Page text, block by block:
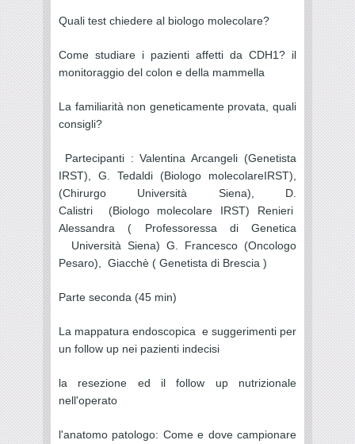
Quali test chiedere al biologo molecolare?
Come studiare i pazienti affetti da CDH1? il
monitoraggio del colon e della mammella
La familiarità non geneticamente provata, quali
consigli?
Partecipanti : Valentina Arcangeli (Genetista
IRST), G. Tedaldi (Biologo molecolareIRST),
(Chirurgo Università Siena), D.
Calistri (Biologo molecolare IRST) Renieri
Alessandra ( Professoressa di Genetica
Università Siena) G. Francesco (Oncologo
Pesaro), Giacchè ( Genetista di Brescia )
Parte seconda (45 min)
La mappatura endoscopica e suggerimenti per
un follow up nei pazienti indecisi
la resezione ed il follow up nutrizionale
nell'operato
l'anatomo patologo: Come e dove campionare